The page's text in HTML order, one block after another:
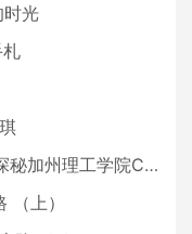
时光
院Caltech博士生活 [上集]
上）